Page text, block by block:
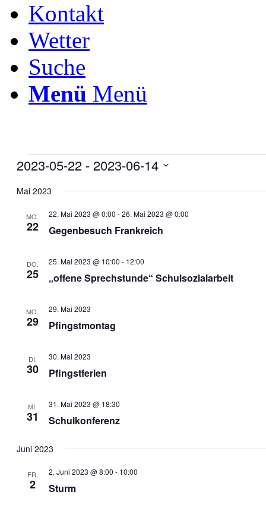
Kontakt
Wetter
Suche
Menü Menü
Veranstaltungen
2023-05-22 - 2023-06-14
wählen.
Mai 2023
MO.
22 Gegenbesuch Frankreich
22. Mai 2023 @ 0:00 -26. Mai 2023 @ 0:00
DO.
25 „offene Sprechstunde“ Schulsozialarbeit
25. Mai 2023 @ 10:00 - 12:00
MO.
29 Pfingstmontag
29. Mai 2023
DI.
30 Pfingstferien
30. Mai 2023
MI.
31 Schulkonferenz
31. Mai 2023 @ 18:30
Juni 2023
FR.
2 Sturm
2. Juni 2023 @ 8:00 - 10:00